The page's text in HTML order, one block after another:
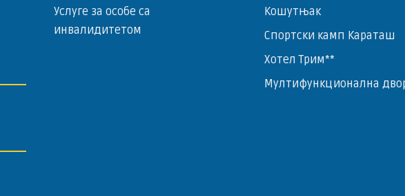
Услуге за особе са
инвалидитетом
Кошутњак
Спортски камп Караташ
Хотел Трим**
Мултифункционална